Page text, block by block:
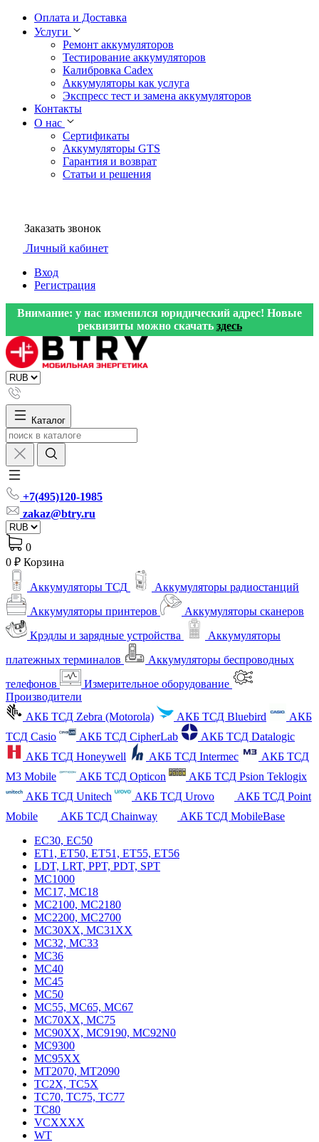
Оплата и Доставка
Услуги
Ремонт аккумуляторов
Тестирование аккумуляторов
Калибровка Cadex
Аккумуляторы как услуга
Экспресс тест и замена аккумуляторов
Контакты
О нас
Сертификаты
Аккумуляторы GTS
Гарантия и возврат
Статьи и решения
Заказать звонок
Личный кабинет
Вход
Регистрация
Внимание: у нас изменился юридический адрес! Новые
реквизиты можно скачать здесь
Каталог
+7(495)120-1985
zakaz@btry.ru
0
0 ₽ Корзина
Аккумуляторы ТСД
Аккумуляторы радиостанций
Аккумуляторы принтеров
Аккумуляторы сканеров
Крэдлы и зарядные устройства
Аккумуляторы
платежных терминалов
Аккумуляторы беспроводных
телефонов
Измерительное оборудование
Производители
АКБ ТСД Zebra (Motorola)
АКБ ТСД Bluebird
АКБ
ТСД Casio
АКБ ТСД CipherLab
АКБ ТСД Datalogic
АКБ ТСД Honeywell
АКБ ТСД Intermec
АКБ ТСД
M3 Mobile
АКБ ТСД Opticon
АКБ ТСД Psion Teklogix
АКБ ТСД Unitech
АКБ ТСД Urovo
АКБ ТСД Point
Mobile
АКБ ТСД Chainway
АКБ ТСД MobileBase
EC30, EC50
ET1, ET50, ET51, ET55, ET56
LDT, LRT, PPT, PDT, SPT
MC1000
MC17, MC18
MC2100, MC2180
MC2200, MC2700
MC30XX, MC31XX
MC32, MC33
MC36
MC40
MC45
MC50
MC55, MC65, MC67
MC70XX, MC75
MC90XX, MC9190, MC92N0
MC9300
MC95XX
MT2070, MT2090
TC2X, TC5X
TC70, TC75, TC77
TC80
VCXXXX
WT